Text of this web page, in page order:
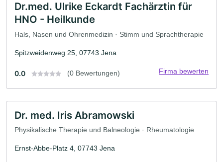
Dr.med. Ulrike Eckardt Fachärztin für
HNO - Heilkunde
Hals, Nasen und Ohrenmedizin · Stimm und Sprachtherapie
Spitzweidenweg 25, 07743 Jena
0.0 (0 Bewertungen) Firma bewerten
Dr. med. Iris Abramowski
Physikalische Therapie und Balneologie · Rheumatologie
Ernst-Abbe-Platz 4, 07743 Jena